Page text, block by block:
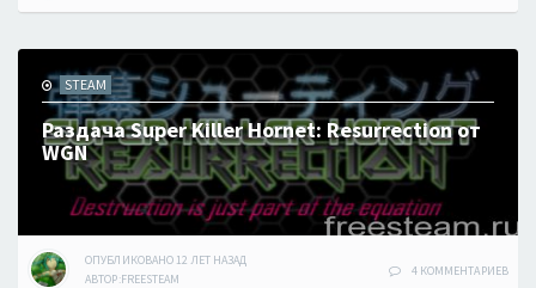
STEAM
Раздача Super Killer Hornet: Resurrection от
WGN
ОПУБЛИКОВАНО 12 ЛЕТНАЗАД
АВТОР:FREESTEAM
4 КОММЕНТАРИЕВ